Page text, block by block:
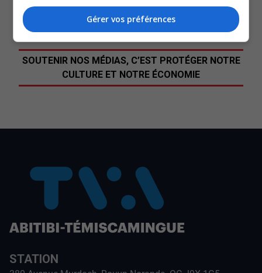
Commentaires
SOUTENIR NOS MÉDIAS, C’EST PROTÉGER NOTRE
CULTURE ET NOTRE ÉCONOMIE
STATION
Gérer vos préférences